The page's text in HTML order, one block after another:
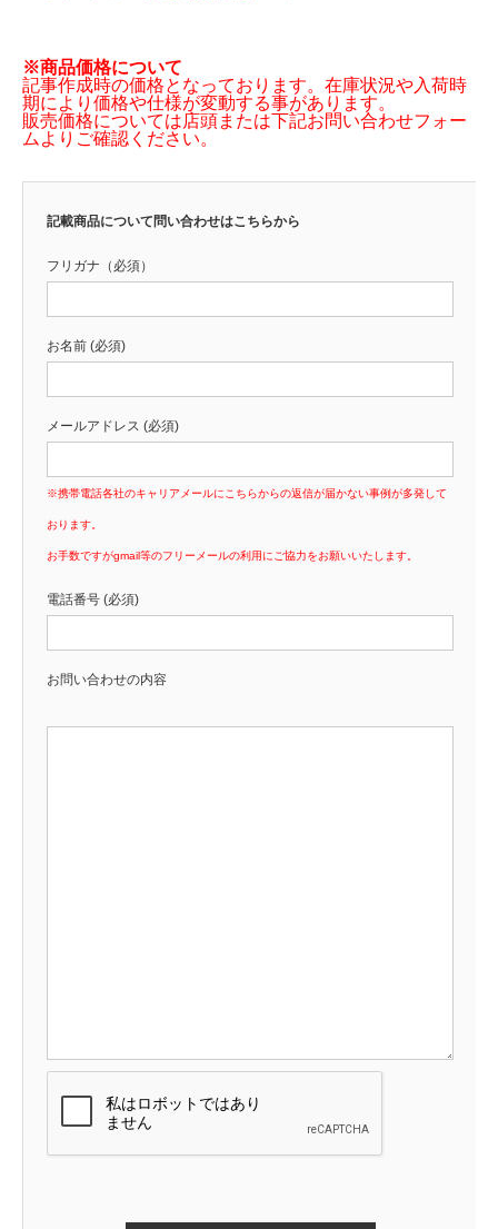
※商品価格について
記事作成時の価格となっております。在庫状況や入荷時
期により価格や仕様が変動する事があります。
販売価格については店頭または下記お問い合わせフォー
ムよりご確認ください。
記載商品について問い合わせはこちらから
フリガナ（必須）
お名前 (必須)
メールアドレス (必須)
※携帯電話各社のキャリアメールにこちらからの返信が届かない事例が多発して
おります。
お手数ですがgmail等のフリーメールの利用にご協力をお願いいたします。
電話番号 (必須)
お問い合わせの内容